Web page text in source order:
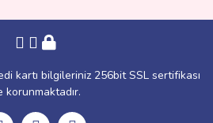
kartı bilgileriniz 256bit SSL sertifikası
korunmaktadır.